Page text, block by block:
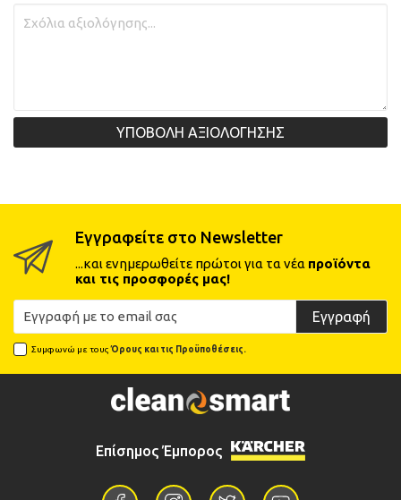
ΥΠΟΒΟΛΗ ΑΞΙΟΛΟΓΗΣΗΣ
Εγγραφείτε στο Newsletter
...και ενημερωθείτε πρώτοι για τα νέα προϊόντα
και τις προσφορές μας!
Εγγραφή
Συμφωνώ με τουςΌρους και τις Προϋποθέσεις.
Επίσημος Έμπορος